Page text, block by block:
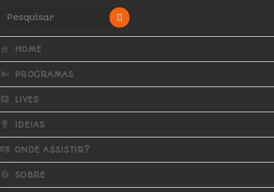
HOME
PROGRAMAS
LIVES
IDEIAS
ONDE ASSISTIR?
SOBRE